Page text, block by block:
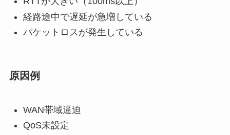
経路途中で遅延が急増している
パケットロスが発生している
原因例
WAN帯域逼迫
QoS未設定